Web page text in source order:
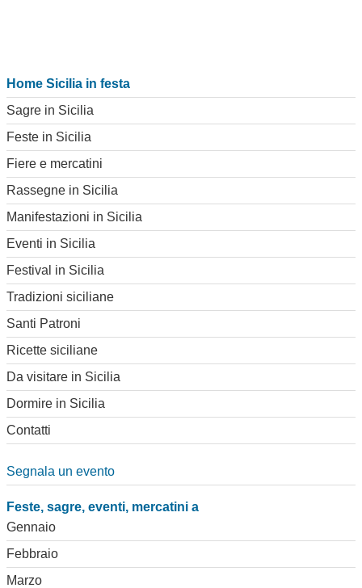
Home Sicilia in festa
Sagre in Sicilia
Feste in Sicilia
Fiere e mercatini
Rassegne in Sicilia
Manifestazioni in Sicilia
Eventi in Sicilia
Festival in Sicilia
Tradizioni siciliane
Santi Patroni
Ricette siciliane
Da visitare in Sicilia
Dormire in Sicilia
Contatti
Segnala un evento
Feste, sagre, eventi, mercatini a
Gennaio
Febbraio
Marzo